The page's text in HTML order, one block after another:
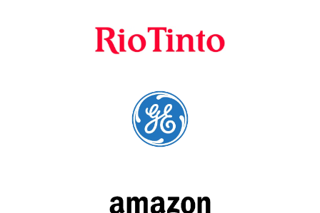
A Language Trainers é fornecedora preferencial de
cursos para